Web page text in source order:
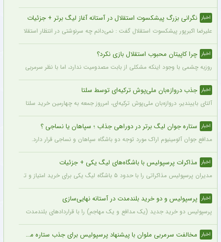
اخبار نگرانی بزرگ پیشکسوت استقلال در آستانه آغاز لیگ برتر + جزئیات
علیرضا اکبرپور پیشکسوت استقلال گفت : نمی‌دانم چه سرنوشتی در انتظار استقلال
اخبار چرا کاپیتان محبوب استقلال بازی نکرد؟
روزبه چشمی با وجود اینکه مشکلی از بابت مصدومیت ندارد، اما با نظر سرمربی استقلال
اخبار جذب دروازه‌بان ملی‌پوش ترکیه‌ای توسط سلتا
آلتای باییندیر، دروازه‌بان ملی‌پوش ترکیه‌ای، امرروز جمعه به چهارمین خرید سلتا برای فصل ۲۷-۲۰۲۶ تبدیل
اخبار ستاره جوان لیگ برتر در دوراهی جذاب ؛ سپاهان یا نساجی ؟
مدافع جوان آلومینیوم اراک مورد توجه دو باشگاه سپاهان و نساجی قرار دارد.
اخبار مذاکرات پرسپولیس با باشگاه‌های لیگ یکی + جزئیات
مدیران پرسپولیس مذاکراتی را با حدود ۵ باشگاه لیگ یکی برای خرید امتیاز و تشکیل تیم «ب» آغاز کرده‌اند.
اخبار پرسپولیس و دو خرید بلندمدت در آستانه نهایی‌سازی
پرسپولیس دو خرید جدید (یک مدافع و یک مهاجم) را با قراردادهای بلندمدت نهایی کرده
اخبار مخالفت سرمربی ملوان با پیشنهاد پرسپولیس برای جذب ستاره محبوبش